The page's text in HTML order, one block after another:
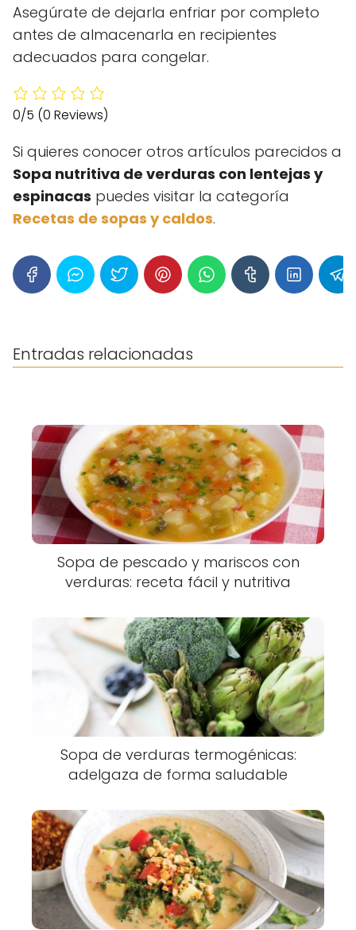
Asegúrate de dejarla enfriar por completo
antes de almacenarla en recipientes
adecuados para congelar.
0/5 (0 Reviews)
Si quieres conocer otros artículos parecidos a
Sopa nutritiva de verduras con lentejas y
espinacas puedes visitar la categoría
Recetas de sopas y caldos.
Entradas relacionadas
Sopa de pescado y mariscos con
verduras: receta fácil y nutritiva
Sopa de verduras termogénicas:
adelgaza de forma saludable